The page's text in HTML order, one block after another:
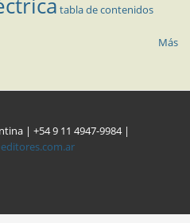
tabla de contenidos
Más
| +54 9 11 4947-9984 |